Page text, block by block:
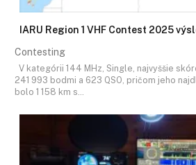
IARU Region 1 VHF Contest 2025
Contesting
V kategórii 144 MHz, Single, najvyššie
241 993 bodmi a 623 QSO, pričom jeho
bolo 1 158 km s…